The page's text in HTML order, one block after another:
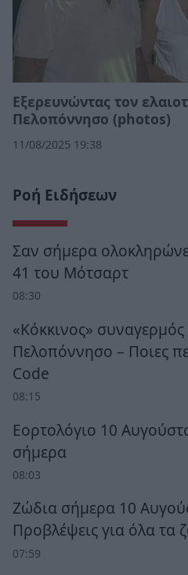
Εξερευνώντας τον
Πελοπόννησο (photos)
11/08/2025 19:38
Ροή Ειδήσεων
Σαν σήμερα
41 του Μότσαρτ
08:30
«Κόκκινος»
Πελοπόννησο – Ποιες
Code
08:15
Εορτολόγιο 10
σήμερα
08:03
Ζώδια σήμερα 10
Προβλέψεις για όλα τα
07:59